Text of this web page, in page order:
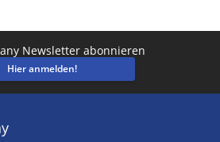
Newsletter abonnieren
Hier anmelden!